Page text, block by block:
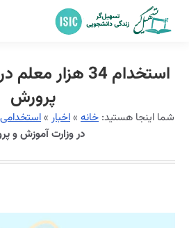
استخدام 34
پرورش
شما اینجا هستید: خانه »اخبار »استخدامی
در وزارت آموزش و